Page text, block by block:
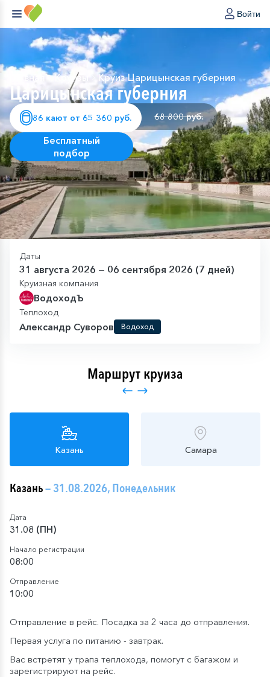
Войти
Главная Круизы Круиз Царицынская губерния
Царицынская губерния
86 кают от 65 360 руб. 68 800 руб.
Бесплатный
подбор
Даты
31 августа 2026 — 06 сентября 2026 (7 дней)
Круизная компания
ВодоходЪ
Теплоход
Александр Суворов Водоход
Маршрут круиза
Казань Самара
Казань— 31.08.2026, Понедельник
Дата
31.08 (ПН)
Начало регистрации
08:00
Отправление
10:00
Отправление в рейс. Посадка за 2 часа до отправления.
Первая услуга по питанию - завтрак.
Вас встретят у трапа теплохода, помогут с багажом и
зарегистрируют на рейс.